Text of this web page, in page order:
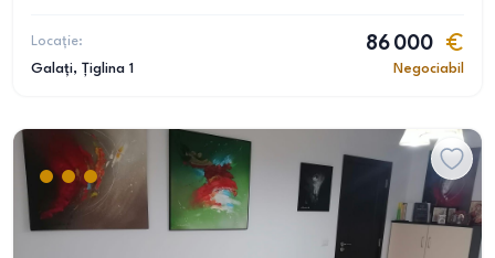
Locație:
Galați, Țiglina 1
86 000
Negociabil